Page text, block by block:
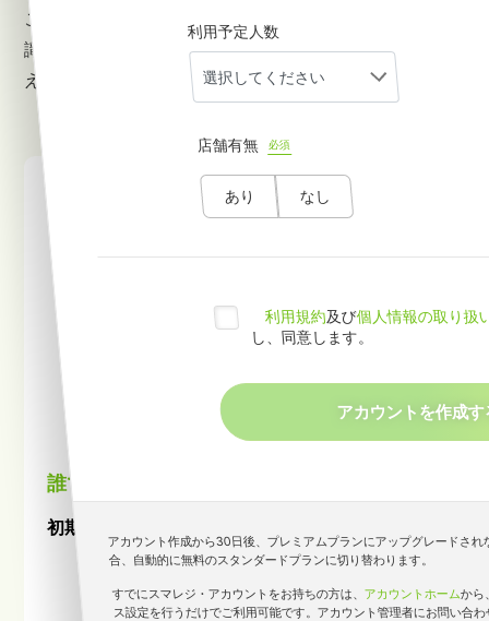
利用予定人数
店舗有無 必須
あり なし
利用規約及び個人情報の取り扱
し、同意します。
アカウント作成から30日後、プレミアムプランにアップグレードされ
合、自動的に無料のスタンダードプランに切り替わります。
すでにスマレジ・アカウントをお持ちの方は、アカウントホームから
ス設定を行うだけでご利用可能です。アカウント管理者にお問い合
この記事では、勤怠および勤怠管理に関する基本的な知
識について解説します。適切な勤怠管理体制を整えるう
えで参考にしてください。
誰でも簡単に勤怠管理ができる
初期費用無料で始めるクラウド勤怠管理システム